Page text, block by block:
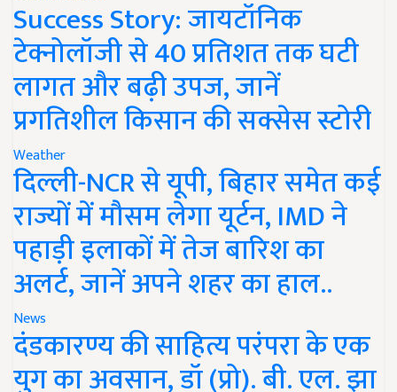
Success Story: जायटॉनिक
टेक्नोलॉजी से 40 प्रतिशत तक घटी
लागत और बढ़ी उपज, जानें
प्रगतिशील किसान की सक्सेस स्टोरी
Weather
दिल्ली-NCR से यूपी, बिहार समेत कई
राज्यों में मौसम लेगा यूर्टन, IMD ने
पहाड़ी इलाकों में तेज बारिश का
अलर्ट, जानें अपने शहर का हाल..
News
दंडकारण्य की साहित्य परंपरा के एक
युग का अवसान, डॉ (प्रो). बी. एल. झा